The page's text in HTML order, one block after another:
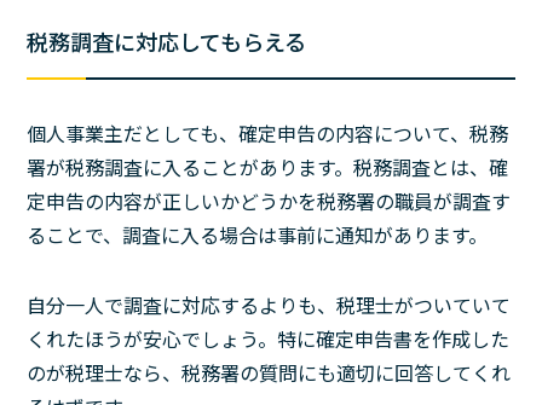
税務調査に対応してもらえる
個人事業主だとしても、確定申告の内容について、税務
署が税務調査に入ることがあります。税務調査とは、確
定申告の内容が正しいかどうかを税務署の職員が調査す
ることで、調査に入る場合は事前に通知があります。
自分一人で調査に対応するよりも、税理士がついていて
くれたほうが安心でしょう。特に確定申告書を作成した
のが税理士なら、税務署の質問にも適切に回答してくれ